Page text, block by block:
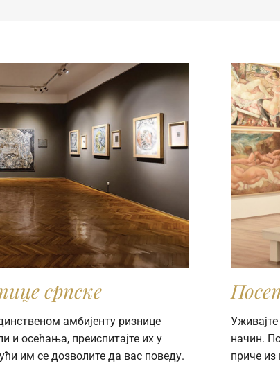
српске
амбијенту ризнице
и осећања, преиспитајте их у
им се дозволите да вас поведу.
начин.
приче из